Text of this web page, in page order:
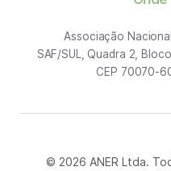
Associação
SAF/SUL, Quadra 2,
CEP 70070-
© 2026 ANER Ltda.